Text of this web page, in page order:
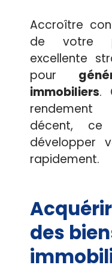
Accroître
de votre
excellente
pour
immobiliers.
rendement
décent,
développer
rapidement.
des